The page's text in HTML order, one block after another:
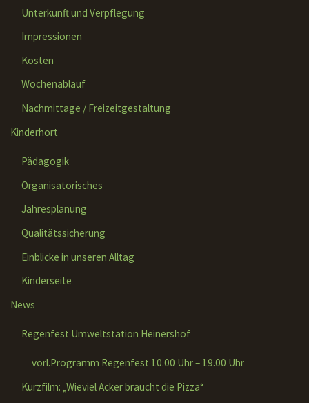
Unterkunft und Verpflegung
Impressionen
Kosten
Wochenablauf
Nachmittage / Freizeitgestaltung
Kinderhort
Pädagogik
Organisatorisches
Jahresplanung
Qualitätssicherung
Einblicke in unseren Alltag
Kinderseite
News
Regenfest Umweltstation Heinershof
vorl.Programm Regenfest 10.00 Uhr – 19.00 Uhr
Kurzfilm: „Wieviel Acker braucht die Pizza“